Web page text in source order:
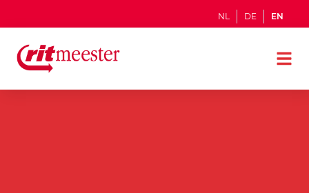
NL DE EN